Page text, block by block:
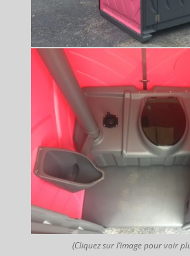
(Cliquez sur l’image pour voir